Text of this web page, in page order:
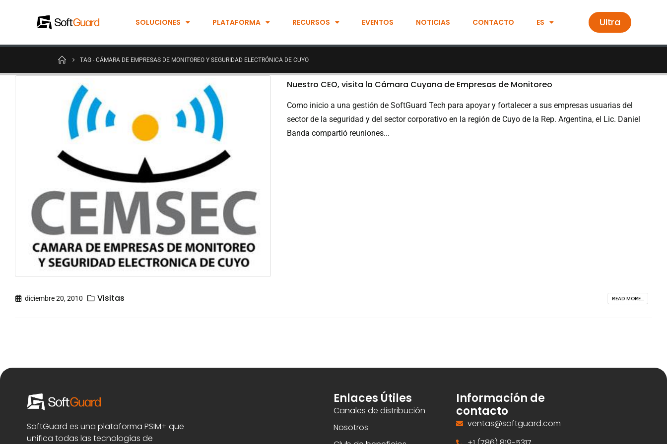
SOLUCIONES PLATAFORMA RECURSOS EVENTOS NOTICIAS CONTACTO ES Ultra
TAG - CÁMARA DE EMPRESAS DE MONITOREO Y SEGURIDAD ELECTRÓNICA DE CUYO
Nuestro CEO, visita la Cámara Cuyana de Empresas de Monitoreo
Como inicio a una gestión de SoftGuard Tech para apoyar y fortalecer a sus empresas usuarias del
sector de la seguridad y del sector corporativo en la región de Cuyo de la Rep. Argentina, el Lic. Daniel
Banda compartió reuniones...
diciembre 20, 2010 Visitas READ MORE...
SoftGuard es una plataforma PSIM+ que
unifica todas las tecnologías de
Enlaces Útiles
Canales de distribución
Nosotros
Información de
contacto
ventas@softguard.com